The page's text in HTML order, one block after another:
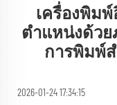
เครื่องพิมพ์
ตำแหน่งด้วย
การพิมพ์
2026-01-24 17:34:15